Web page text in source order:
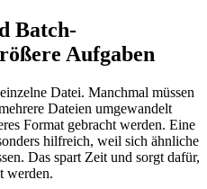
Batch-
Aufgaben
Datei. Manchmal müssen
Dateien umgewandelt
Format gebracht werden. Eine
hilfreich, weil sich ähnliche
Das spart Zeit und sorgt dafür,
werden.